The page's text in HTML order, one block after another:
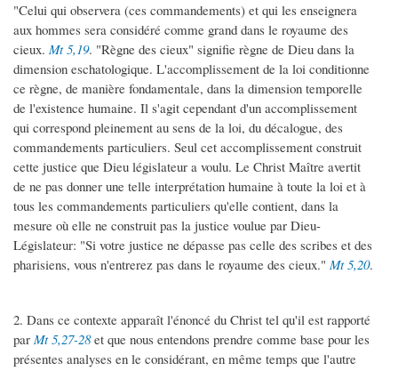
"Celui qui observera (ces commandements) et qui les enseignera
aux hommes sera considéré comme grand dans le royaume des
cieux. Mt 5,19. "Règne des cieux" signifie règne de Dieu dans la
dimension eschatologique. L'accomplissement de la loi conditionne
ce règne, de manière fondamentale, dans la dimension temporelle
de l'existence humaine. Il s'agit cependant d'un accomplissement
qui correspond pleinement au sens de la loi, du décalogue, des
commandements particuliers. Seul cet accomplissement construit
cette justice que Dieu législateur a voulu. Le Christ Maître avertit
de ne pas donner une telle interprétation humaine à toute la loi et à
tous les commandements particuliers qu'elle contient, dans la
mesure où elle ne construit pas la justice voulue par Dieu-
Législateur: "Si votre justice ne dépasse pas celle des scribes et des
pharisiens, vous n'entrerez pas dans le royaume des cieux." Mt 5,20.
2. Dans ce contexte apparaît l'énoncé du Christ tel qu'il est rapporté
par Mt 5,27-28et que nous entendons prendre comme base pour les
présentes analyses en le considérant, en même temps que l'autre